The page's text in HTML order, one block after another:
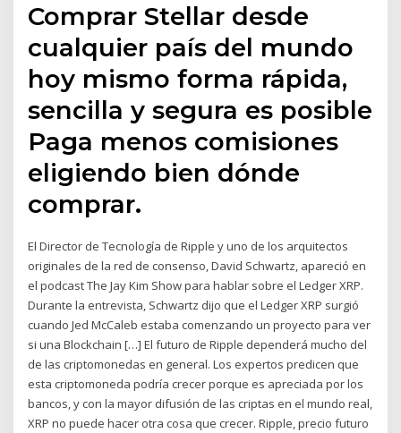
Comprar Stellar desde
cualquier país del mundo
hoy mismo forma rápida,
sencilla y segura es posible
Paga menos comisiones
eligiendo bien dónde
comprar.
El Director de Tecnología de Ripple y uno de los arquitectos
originales de la red de consenso, David Schwartz, apareció en
el podcast The Jay Kim Show para hablar sobre el Ledger XRP.
Durante la entrevista, Schwartz dijo que el Ledger XRP surgió
cuando Jed McCaleb estaba comenzando un proyecto para ver
si una Blockchain […] El futuro de Ripple dependerá mucho del
de las criptomonedas en general. Los expertos predicen que
esta criptomoneda podría crecer porque es apreciada por los
bancos, y con la mayor difusión de las criptas en el mundo real,
XRP no puede hacer otra cosa que crecer. Ripple, precio futuro